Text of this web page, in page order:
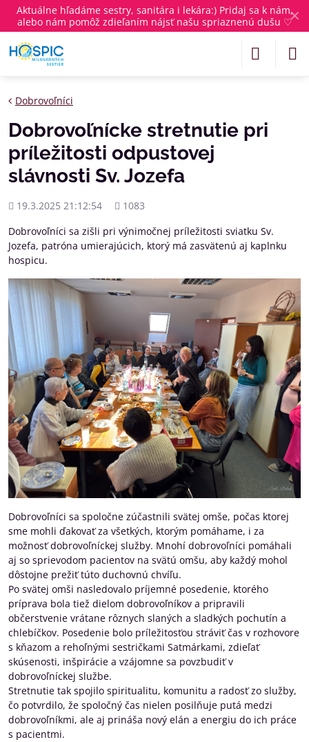
✕
Aktuálne hľadáme sestry, sanitára i lekára:) Pridaj sa k nám,
alebo nám pomôž zdieľaním nájsť našu spriaznenú dušu ♡
Dobrovoľníci
Dobrovoľnícke stretnutie pri
príležitosti odpustovej
slávnosti Sv. Jozefa
Pridané
19.3.2025 21:12:54
Počet
1083
Dobrovoľníci sa zišli pri výnimočnej príležitosti sviatku Sv.
Jozefa, patróna umierajúcich, ktorý má zasvätenú aj kaplnku
hospicu.
Dobrovoľníci sa spoločne zúčastnili svätej omše, počas ktorej
sme mohli ďakovať za všetkých, ktorým pomáhame, i za
možnosť dobrovoľníckej služby. Mnohí dobrovoľníci pomáhali
aj so sprievodom pacientov na svätú omšu, aby každý mohol
dôstojne prežiť túto duchovnú chvíľu.
Po svätej omši nasledovalo príjemné posedenie, ktorého
príprava bola tiež dielom dobrovoľníkov a pripravili
občerstvenie vrátane rôznych slaných a sladkých pochutín a
chlebíčkov. Posedenie bolo príležitosťou stráviť čas v rozhovore
s kňazom a rehoľnými sestričkami Satmárkami, zdieľať
skúsenosti, inšpirácie a vzájomne sa povzbudiť v
dobrovoľníckej službe.
Stretnutie tak spojilo spiritualitu, komunitu a radosť zo služby,
čo potvrdilo, že spoločný čas nielen posilňuje putá medzi
dobrovoľníkmi, ale aj prináša nový elán a energiu do ich práce
s pacientmi.